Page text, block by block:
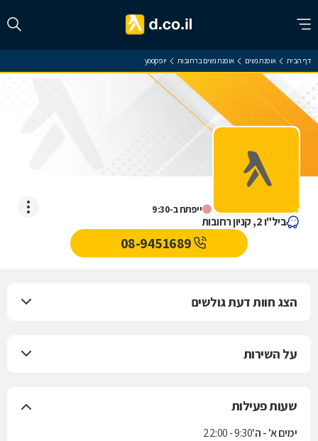
דף הבית אופנת נשים אופנת נשים ברחובות יופ yoop
ייפתח ב-9:30
ביל"ו 2, קניון רחובות
08-9451689
הצג חוות דעת גולשים
על השירות
שעות פעילות
ימים א' - ה'9:30 - 22:00